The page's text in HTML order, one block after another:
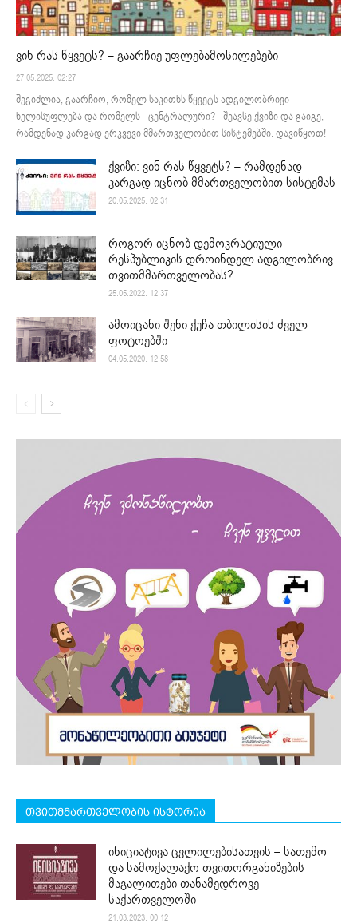
ვინ რას წყვეტს? – გაარჩიე უფლებამოსილებები
27.05.2025. 02:27
შეგიძლია, გაარჩიო, რომელ საკითხს წყვეტს ადგილობრივი
ხელისუფლება და რომელს - ცენტრალური? - შეავსე ქვიზი და გაიგე,
რამდენად კარგად ერკვევი მმართველობით სისტემებში. დავიწყოთ!
ქვიზი: ვინ რას წყვეტს? – რამდენად
კარგად იცნობ მმართველობით სისტემას
20.05.2025. 02:31
როგორ იცნობ დემოკრატიული
რესპუბლიკის დროინდელ ადგილობრივ
თვითმმართველობას?
25.05.2022. 12:37
ამოიცანი შენი ქუჩა თბილისის ძველ
ფოტოებში
04.05.2020. 12:58
თვითმმართველობის ისტორია
ინიციატივა ცვლილებისათვის – სათემო
და სამოქალაქო თვითორგანიზების
მაგალითები თანამედროვე
საქართველოში
21.03.2023. 00:12